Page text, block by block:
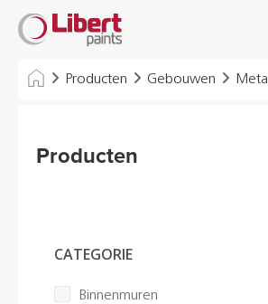
Libert
Paints Producten Gebouwen Metal
Producten
CATEGORIE
Binnenmuren
INDUSTRIE